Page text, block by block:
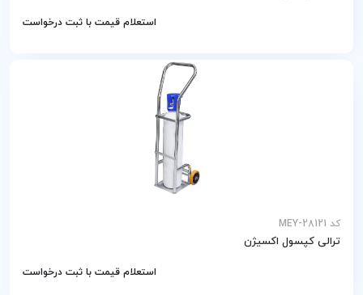
استعلام قیمت با ثبت درخواست
کد MEY-28121
ترالی کپسول اکسیژن
استعلام قیمت با ثبت درخواست